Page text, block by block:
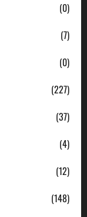
(0)
(7)
(0)
(227)
(37)
(4)
(12)
(148)